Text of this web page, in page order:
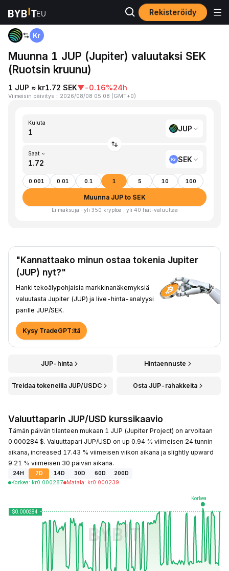
Rekisteröidy
Koti JUP to SEK
Muunna 1 JUP (Jupiter) valuutaksi SEK
(Ruotsin kruunu)
1 JUP ≈ kr1.72 SEK▼-0.16%24h
Viimeisin päivitys ： 2026/08/08 05:08 (GMT+0)
Kuluta
JUP
Saat ~
SEK
0.001 0.01 0.1 1 5 10 100
Muunna JUP to SEK
Ei maksuja · yli 350 kryptoa · yli 40 fiat-valuuttaa
"Kannattaako minun ostaa tokenia Jupiter
(JUP) nyt?"
Hanki tekoälypohjaisia markkinanäkemyksiä
valuutasta Jupiter (JUP) ja live-hinta-analyysi
parille JUP/SEK.
Kysy TradeGPT:ltä
JUP-hinta Hintaennuste
Treidaa tokeneilla JUP/USDC Osta JUP-rahakkeita
Valuuttaparin JUP/USD kurssikaavio
Tämän päivän tilanteen mukaan 1 JUP (Jupiter Project) on arvoltaan
0.000284 $. Valuuttapari JUP/USD on up 0.94 % viimeisen 24 tunnin
aikana, increased 17.43 % viimeisen viikon aikana ja slightly upward
9.21 % viimeisen 30 päivän aikana.
24H 7D 14D 30D 60D
200D
Korkea: kr0.000287 Matala: kr0.000239